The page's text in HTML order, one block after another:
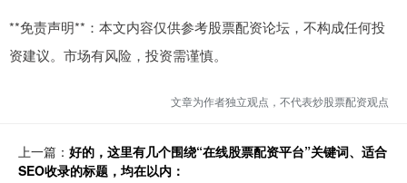
**免责声明**：本文内容仅供参考股票配资论坛，不构成任何投
资建议。市场有风险，投资需谨慎。
文章为作者独立观点，不代表炒股票配资观点
上一篇： 好的，这里有几个围绕“在线股票配资平台”关键词、适合
SEO收录的标题，均在以内：